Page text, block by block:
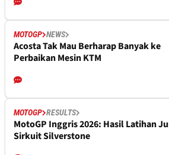
MOTOGP NEWS
Acosta Tak Mau Berharap Banyak ke
Perbaikan Mesin KTM
MOTOGP RESULTS
MotoGP Inggris 2026: Hasil Latihan
Sirkuit Silverstone